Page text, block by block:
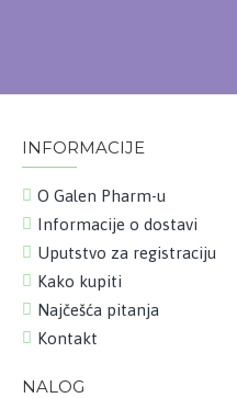
INFORMACIJE
O Galen Pharm-u
Informacije o dostavi
Uputstvo za registraciju
Kako kupiti
Najčešća pitanja
Kontakt
NALOG